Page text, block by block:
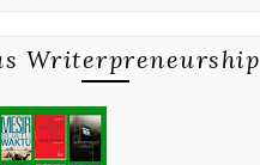
Writerpreneurship